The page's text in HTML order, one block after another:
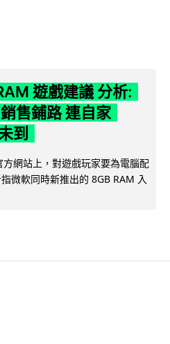
遊戲建議 分析:
售鋪路 連自家
到
網站上，對遊戲玩家要為電腦配
微軟同時新推出的 8GB RAM 入